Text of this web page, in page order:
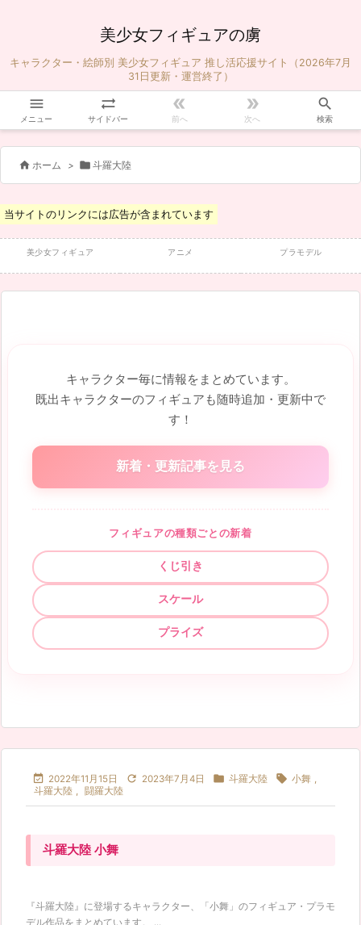
美少女フィギュアの虜
キャラクター・絵師別 美少女フィギュア 推し活応援サイト（2026年7月
31日更新・運営終了）

メニュー

サイドバー

前へ

次へ

検索
 ホーム >  斗羅大陸
当サイトのリンクには広告が含まれています
美少女フィギュア アニメ プラモデル
キャラクター毎に情報をまとめています。
既出キャラクターのフィギュアも随時追加・更新中で
す！
新着・更新記事を見る
フィギュアの種類ごとの新着
くじ引き
スケール
プライズ
 2022年11月15日  2023年7月4日  斗羅大陸  小舞 ,
斗羅大陸 , 闘羅大陸
斗羅大陸 小舞
『斗羅大陸』に登場するキャラクター、「小舞」のフィギュア・プラモ
デル作品をまとめています。 ...